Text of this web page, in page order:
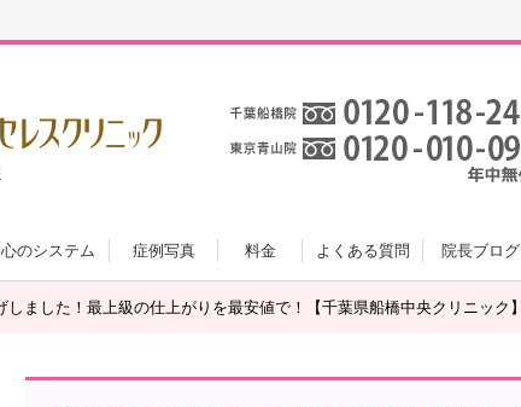
のシステム 症例写真 料金 よくある質問 院長ブログ
しました！最上級の仕上がりを最安値で！【千葉県船橋中央クリニック】